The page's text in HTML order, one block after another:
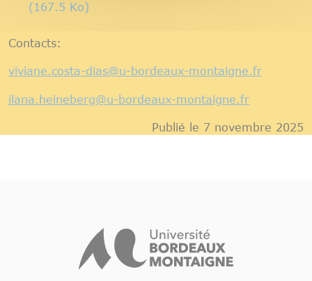
(167.5 Ko)
Contacts:
viviane.costa-dias@u-bordeaux-montaigne.fr
ilana.heineberg@u-bordeaux-montaigne.fr
Publié le 7 novembre 2025